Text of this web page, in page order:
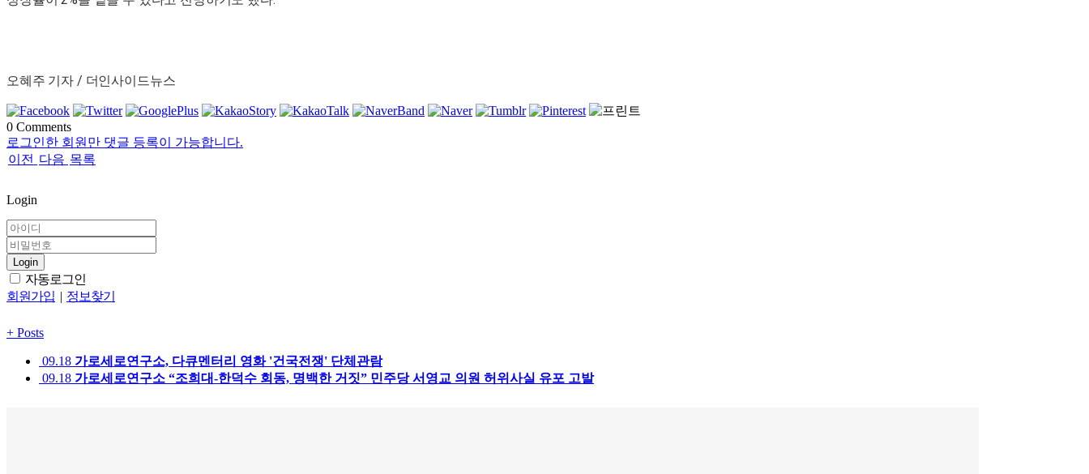
오혜주 기자 / 더인사이드뉴스
0 Comments
로그인한 회원만 댓글 등록이 가능합니다.
이전 다음 목록
Login
Login
자동로그인
회원가입 | 정보찾기
+ Posts
09.18 가로세로연구소, 다큐멘터리 영화 '건국전쟁' 단체관람
09.18 가로세로연구소 “조희대-한덕수 회동, 명백한 거짓” 민주당 서영교 의원 허위사실 유포 고발